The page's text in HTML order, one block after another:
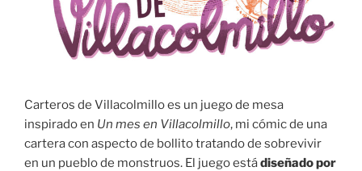
Carteros de Villacolmillo es un juego de mesa
inspirado en Un mes en Villacolmillo, mi cómic de una
cartera con aspecto de bollito tratando de sobrevivir
en un pueblo de monstruos. El juego estádiseñado por